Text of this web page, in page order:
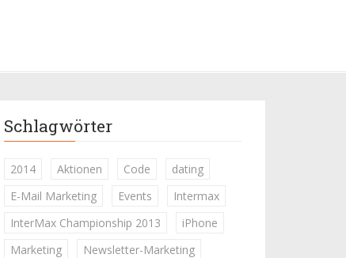
Schlagwörter
2014 Aktionen Code
dating
E-Mail Marketing
Events
Intermax
InterMax Championship 2013
iPhone
Marketing
Newsletter-Marketing